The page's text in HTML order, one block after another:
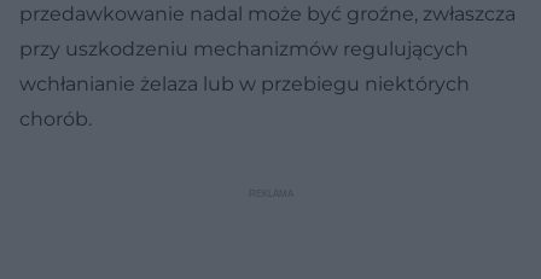
przedawkowanie nadal może być groźne, zwłaszcza
przy uszkodzeniu mechanizmów regulujących
wchłanianie żelaza lub w przebiegu niektórych
chorób.